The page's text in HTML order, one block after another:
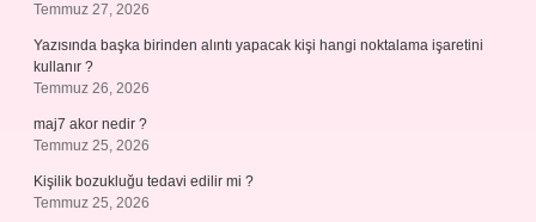
Temmuz 27, 2026
Yazısında başka birinden alıntı yapacak kişi hangi noktalama işaretini
kullanır ?
Temmuz 26, 2026
maj7 akor nedir ?
Temmuz 25, 2026
Kişilik bozukluğu tedavi edilir mi ?
Temmuz 25, 2026